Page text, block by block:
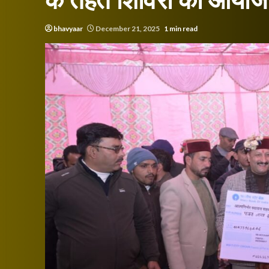
bhavyaar December 21, 2025 1 min read